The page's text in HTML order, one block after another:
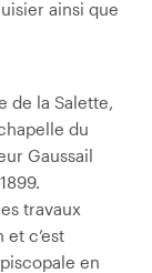
ainsi que
de la Salette,
du
Gaussail
travaux
c’est
en